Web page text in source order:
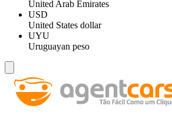
United Arab Emirates
USD
United States dollar
UYU
Uruguayan peso